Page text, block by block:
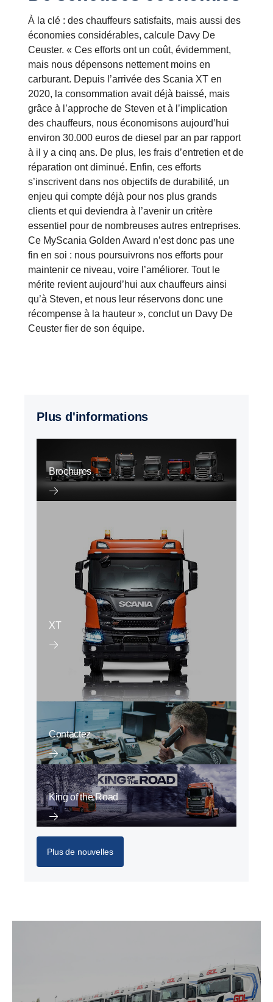
À la clé : des chauffeurs satisfaits, mais aussi des
économies considérables, calcule Davy De
Ceuster. « Ces efforts ont un coût, évidemment,
mais nous dépensons nettement moins en
carburant. Depuis l’arrivée des Scania XT en
2020, la consommation avait déjà baissé, mais
grâce à l’approche de Steven et à l’implication
des chauffeurs, nous économisons aujourd’hui
environ 30.000 euros de diesel par an par rapport
à il y a cinq ans. De plus, les frais d’entretien et de
réparation ont diminué. Enfin, ces efforts
s’inscrivent dans nos objectifs de durabilité, un
enjeu qui compte déjà pour nos plus grands
clients et qui deviendra à l’avenir un critère
essentiel pour de nombreuses autres entreprises.
Ce MyScania Golden Award n’est donc pas une
fin en soi : nous poursuivrons nos efforts pour
maintenir ce niveau, voire l’améliorer. Tout le
mérite revient aujourd’hui aux chauffeurs ainsi
qu’à Steven, et nous leur réservons donc une
récompense à la hauteur », conclut un Davy De
Ceuster fier de son équipe.
Plus d'informations
Brochures
XT
Contactez
King of the Road
Plus de nouvelles